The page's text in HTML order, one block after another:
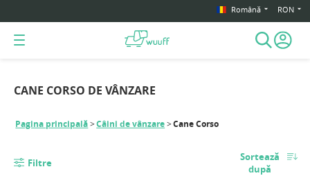
Română RON
CANE CORSO DE VÂNZARE
Pagina principală Câini de vânzare Cane Corso
Filtre
Sortează
după